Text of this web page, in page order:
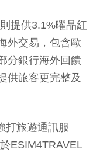
提供3.1%曜晶紅
外交易，包含歐
分銀行海外回饋
供旅客更完整及
旅遊通訊服
ESIM4TRAVEL